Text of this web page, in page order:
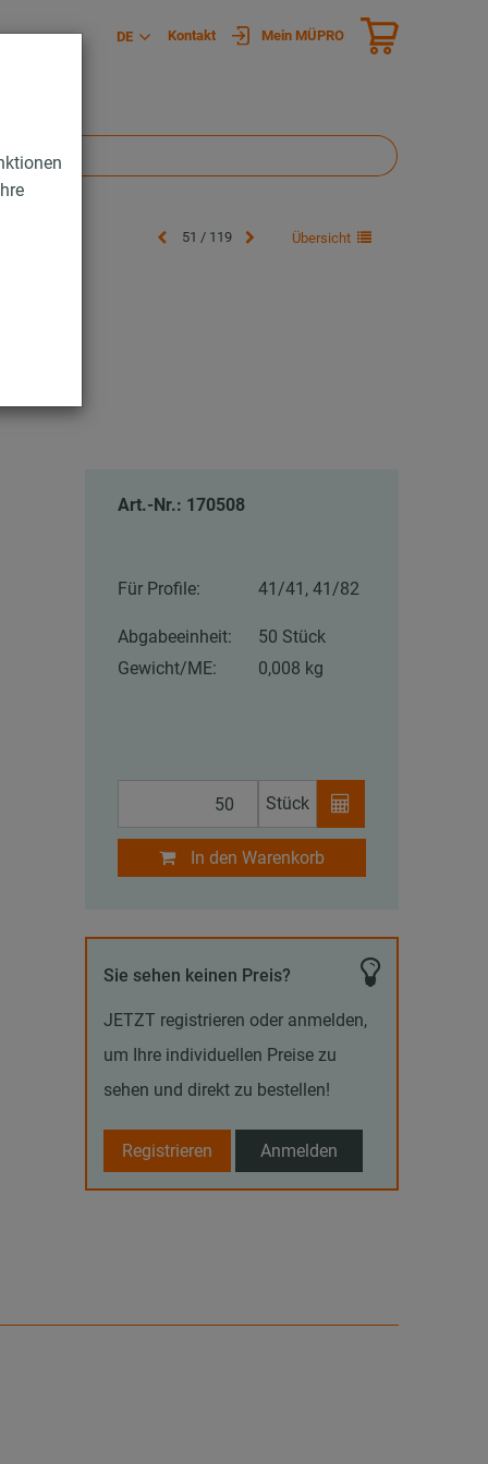
DE Kontakt Mein MÜPRO
51 / 119 Übersicht
Art.-Nr.: 170508
Für Profile: 41/41, 41/82
Abgabeeinheit:
50 Stück
Gewicht/ME:
0,008 kg
Stück
In den Warenkorb
Sie sehen keinen Preis?
JETZT registrieren oder anmelden,
um Ihre individuellen Preise zu
sehen und direkt zu bestellen!
Registrieren Anmelden